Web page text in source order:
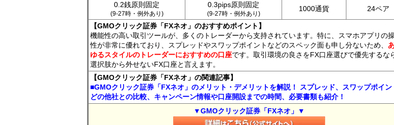
0.2銭原則固定
(9-27時・例外あり)
0.3pips原則固定
(9-27時・例外あり)
1000通貨 24ペア
【GMOクリック証券「FXネオ」のおすすめポイント】
機能性の高い取引ツールが、多くのトレーダーから支持されています。特に、スマホアプリの
性が非常に優れており、スプレッドやスワップポイントなどのスペック面も申し分ないため、
ゆるスタイルのトレーダーにおすすめの口座です。取引環境の良さをFX口座選びで優先するな
選択肢から外せないFX口座と言えます。
【GMOクリック証券「FXネオ」の関連記事】
■GMOクリック証券「FXネオ」のメリット・デメリットを解説！ スプレッド、スワップポイン
どの他社との比較、キャンペーン情報や口座開設までの時間、必要書類も紹介！
▼GMOクリック証券「FXネオ」▼